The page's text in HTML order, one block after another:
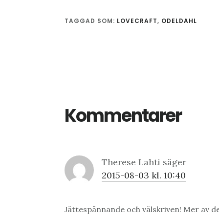
TAGGAD SOM: LOVECRAFT, ODELDAHL
Kommentarer
Therese Lahti säger
2015-08-03 kl. 10:40
Jättespännande och välskriven! Mer av